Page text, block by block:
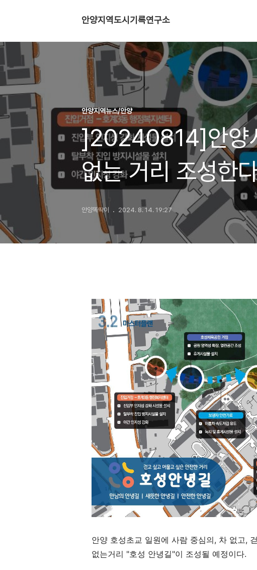
안양지역도시기록연구소
안양지역뉴스/안양
]20240814]안양
없는 거리 조성한
안양똑딱이 2024. 8. 14. 19:27
안양 호성초교 일원에 사람 중심의, 차 없고,
없는거리 "호성 안녕길"이 조성될 예정이다.